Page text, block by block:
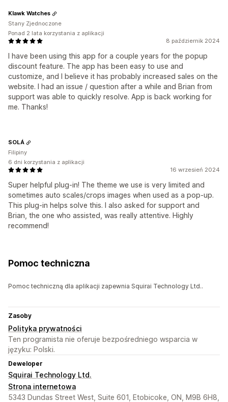
8 październik 2024
I have been using this app for a couple years for the popup
discount feature. The app has been easy to use and
customize, and I believe it has probably increased sales on the
website. I had an issue / question after a while and Brian from
support was able to quickly resolve. App is back working for
me. Thanks!
Klawk Watches
Stany Zjednoczone
Ponad 2 lata korzystania z aplikacji
16 wrzesień 2024
Super helpful plug-in! The theme we use is very limited and
sometimes auto scales/crops images when used as a pop-up.
This plug-in helps solve this. I also asked for support and
Brian, the one who assisted, was really attentive. Highly
recommend!
SOLÁ
Filipiny
6 dni korzystania z aplikacji
Pomoc techniczna
Pomoc techniczną dla aplikacji zapewnia Squirai Technology Ltd..
Zasoby
Polityka prywatności
Ten programista nie oferuje bezpośredniego wsparcia w
języku: Polski.
Deweloper
Squirai Technology Ltd.
Strona internetowa
5343 Dundas Street West, Suite 601, Etobicoke, ON, M9B 6H8,